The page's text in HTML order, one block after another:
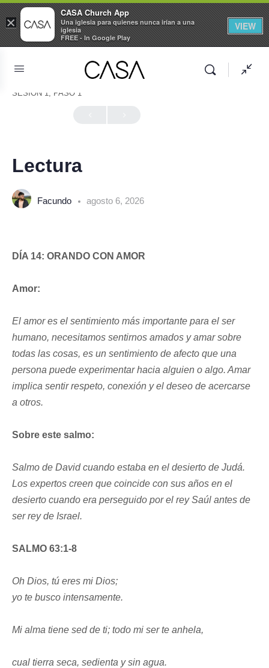
SESIÓN 1, PASO 1
Lectura
Facundo agosto 6, 2026
DÍA 14: ORANDO CON AMOR
Amor:
El amor es el sentimiento más importante para el ser
humano, necesitamos sentirnos amados y amar sobre
todas las cosas, es un sentimiento de afecto que una
persona puede experimentar hacia alguien o algo. Amar
implica sentir respeto, conexión y el deseo de acercarse
a otros.
Sobre este salmo:
Salmo de David cuando estaba en el desierto de Judá.
Los expertos creen que coincide con sus años en el
desierto cuando era perseguido por el rey Saúl antes de
ser rey de Israel.
SALMO 63:1-8
Oh Dios, tú eres mi Dios;
yo te busco intensamente.
Mi alma tiene sed de ti; todo mi ser te anhela,
cual tierra seca, sedienta y sin agua.
×
CASA Church App
Una iglesia para quienes nunca irían a una
iglesia
FREE - In Google Play
VIEW